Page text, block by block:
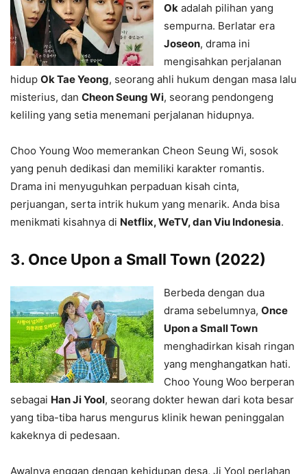
Ok adalah pilihan yang
sempurna. Berlatar era
Joseon, drama ini
mengisahkan perjalanan
hidup Ok Tae Yeong, seorang ahli hukum dengan masa lalu
misterius, dan Cheon Seung Wi, seorang pendongeng
keliling yang setia menemani perjalanan hidupnya.
Choo Young Woo memerankan Cheon Seung Wi, sosok
yang penuh dedikasi dan memiliki karakter romantis.
Drama ini menyuguhkan perpaduan kisah cinta,
perjuangan, serta intrik hukum yang menarik. Anda bisa
menikmati kisahnya di Netflix, WeTV, dan Viu Indonesia.
3. Once Upon a Small Town (2022)
Berbeda dengan dua
drama sebelumnya, Once
Upon a Small Town
menghadirkan kisah ringan
yang menghangatkan hati.
Choo Young Woo berperan
sebagai Han Ji Yool, seorang dokter hewan dari kota besar
yang tiba-tiba harus mengurus klinik hewan peninggalan
kakeknya di pedesaan.
Awalnya enggan dengan kehidupan desa, Ji Yool perlahan